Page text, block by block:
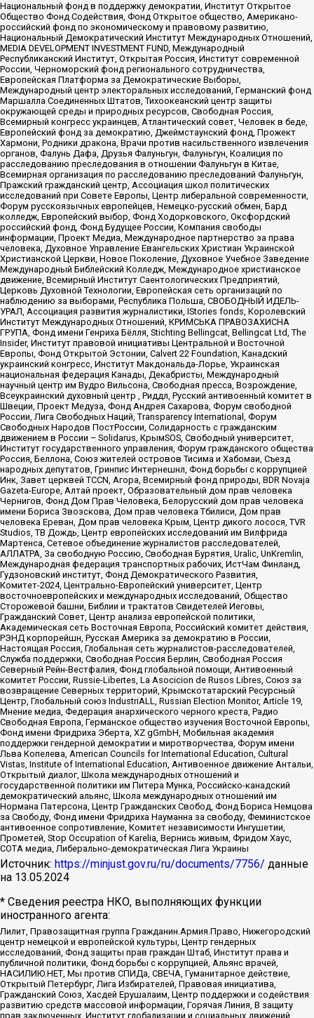
Национальный фонд в поддержку демократии, Институт Открытое
Общество Фонд Содействия, Фонд Открытое общество, Американо-
российский фонд по экономическому и правовому развитию,
Национальный Демократический Институт Международных Отношений,
MEDIA DEVELOPMENT INVESTMENT FUND, Международный
Республиканский Институт, Открытая Россия, Институт современной
России, Черноморский фонд регионального сотрудничества,
Европейская Платформа за Демократические Выборы,
Международный центр электоральных исследований, Германский фонд
Маршалла Соединенных Штатов, Тихоокеанский центр защиты
окружающей среды и природных ресурсов, Свободная Россия,
Всемирный конгресс украинцев, Атлантический совет, Человек в беде,
Европейский фонд за демократию, Джеймстаунский фонд, Прожект
Хармони, Родники дракона, Врачи против насильственного извлечения
органов, Фалунь Дафа, Друзья Фалуньгун, Фалуньгун, Коалиция по
расследованию преследования в отношении Фалуньгун в Китае,
Всемирная организация по расследованию преследований Фалуньгун,
Пражский гражданский центр, Ассоциация школ политических
исследований при Совете Европы, Центр либеральной современности,
Форум русскоязычных европейцев, Немецко-русский обмен, Бард
колледж, Европейский выбор, Фонд Ходорковского, Оксфордский
российский фонд, Фонд Будущее России, Компания свободы
информации, Проект Медиа, Международное партнерство за права
человека, Духовное Управление Евангельских Христиан Украинской
Христианской Церкви, Новое Поколение, Духовное Учебное Заведение
Международный Библейский Колледж, Международное христианское
движение, Всемирный Институт Саентологических Предприятий,
Церковь Духовной Технологии, Европейская сеть организаций по
наблюдению за выборами, Республика Польша, СВОБОДНЫЙ ИДЕЛЬ-
УРАЛ, Ассоциация развития журналистики, IStories fonds, Королевский
Институт Международных Отношений, КРИМСЬКА ПРАВОЗАХИСНА
ГРУПА, Фонд имени Генриха Бёлля, Stichting Bellingcat, Bellingcat Ltd, The
Insider, Институт правовой инициативы Центральной и Восточной
Европы, Фонд Открытой Эстонии, Calvert 22 Foundation, Канадский
украинский конгресс, Институт Макдональда-Лорье, Украинская
национальная федерация Канады, Декабристы, Международный
научный центр им Вудро Вильсона, Свободная пресса, Возрождение,
Всеукраинский духовный центр , Риддл, Русский антивоенный комитет в
Швеции, Проект Медуза, Фонд Андрея Сахарова, Форум свободной
России, Лига Свободных Наций, Transparеncy International, Форум
Свободных Народов ПостРоссии, Солидарность с гражданским
движением в России – Solidarus, КрымSOS, Свободный университет,
Институт государственного управления, Форум гражданского общества
Россия, Беллона, Союз жителей островов Тисима и Хабомаи, Съезд
народных депутатов, Гринпис Интернешнл, Фонд борьбы с коррупцией
Инк, Завет церквей TCCN, Агора, Всемирный фонд природы, BDR Novaja
Gazeta-Europe, Алтай проект, Образовательный дом прав человека
Чернигов, Фонд Дом Прав Человека, Белорусский дом прав человека
имени Бориса Звозскова, Дом прав человека Тбилиси, Дом прав
человека Ереван, Дом прав человека Крым, Центр дикого лосося, TVR
Studios, ТВ Дождь, Центр европейских исследований им Вилфрида
Мартенса, Сетевое объединение журналистов расследователей,
АЛЛАТРА, За свободную Россию, Свободная Бурятия, Uralic, UnKremlin,
Международная федерация транспортных рабочих, ИстЧам Финланд,
Гудзоновский институт, Фонд Демократического Развития,
Комитет-2024, Центрально-Европейский университет, Центр
восточноевропейских и международных исследований, Общество
Сторожевой башни, Библии и трактатов Свидетелей Иеговы,
Гражданский Совет, Центр анализа европейской политики,
Академическая сеть Восточная Европа, Российский комитет действия,
РЭНД корпорейшн, Русская Америка за демократию в России,
Настоящая Россия, Глобальная сеть журналистов-расследователей,
Служба поддержки, Свободная Россия Берлин, Свободная Россия
Северный Рейн-Вестфалия, Фонд глобальной помощи, Антивоенный
комитет России, Russie-Libertes, La Asocicion de Rusos Libres, Союз за
возвращение Северных территорий, Крымскотатарский Ресурсный
Центр, Глобальный союз IndustriALL, Russian Election Monitor, Article 19,
Мнение медиа, Федерация анархического черного креста, Радио
Свободная Европа, Германское общество изучения Восточной Европы,
Фонд имени Фридриха Эберта, XZ gGmbH, Мобильная академия
поддержки гендерной демократии и миротворчества, Форум имени
Льва Копелева, American Councils for International Education, Cultural
Vistas, Institute of International Education, Антивоенное движение Антальи,
Открытый диалог, Школа международных отношений и
государственной политики им Питера Мунка, Российско-канадский
демократический альянс, Школа международных отношений им
Нормана Патерсона, Центр Гражданских Свобод, Фонд Бориса Немцова
за Свободу, Фонд имени Фридриха Науманна за свободу, Феминистское
антивоенное сопротивление, Комитет независимости Ингушетии,
Прометей, Stop Occupation of Karelia, Вернись живым, Фридом Хаус,
СОТА медиа, Либерально-демократическая Лига Украины
Источник: https://minjust.gov.ru/ru/documents/7756/ данные
на 13.05.2024
* Сведения реестра НКО, выполняющих функции
иностранного агента:
Лилит, Правозащитная группа Гражданин.Армия.Право, Нижегородский
центр немецкой и европейской культуры, Центр гендерных
исследований, Фонд защиты прав граждан Штаб, Институт права и
публичной политики, Фонд борьбы с коррупцией, Альянс врачей,
НАСИЛИЮ.НЕТ, Мы против СПИДа, СВЕЧА, Гуманитарное действие,
Открытый Петербург, Лига Избирателей, Правовая инициатива,
Гражданский Союз, Хасдей Ерушалаим, Центр поддержки и содействия
развитию средств массовой информации, Горячая Линия, В защиту
прав заключенных, Институт глобализации и социальных движений,